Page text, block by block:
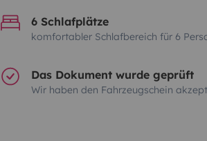
6 Schlafplätze
komfortabler Schlafbereich für 6
Das Dokument wurde geprüft
Wir haben den Fahrzeugschein